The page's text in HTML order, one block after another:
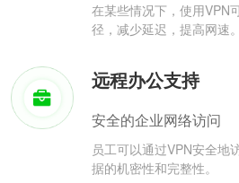
在某些情况下，使用VPN
径，减少延迟，提高网速。
远程办公支持
安全的企业网络访问
员工可以通过VPN安全地
据的机密性和完整性。